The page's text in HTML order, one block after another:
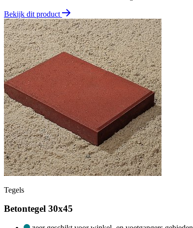
Bekijk dit product
Tegels
Betontegel 30x45